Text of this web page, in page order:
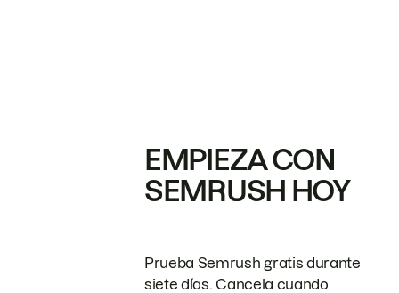
EMPIEZA CON
SEMRUSH HOY
Prueba Semrush gratis durante
siete días. Cancela cuando